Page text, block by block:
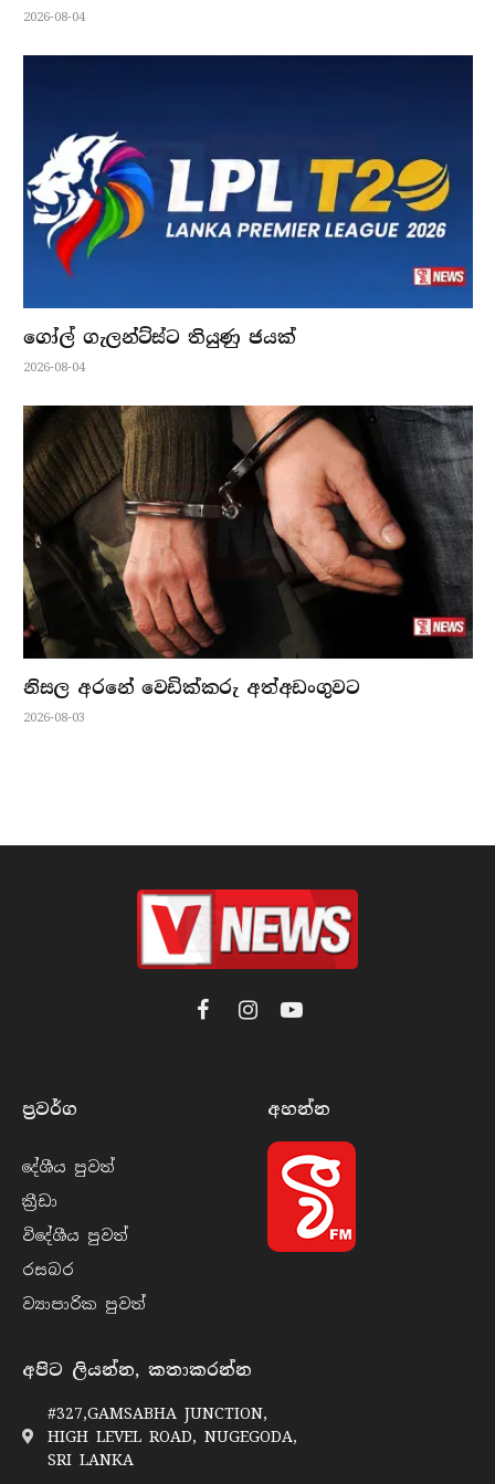
2026-08-04
ගෝල් ගැලන්ට්ස්ට තියුණු ජයක්
2026-08-04
නිසල අරනේ වෙඩික්කරු අත්අඩංගුවට
2026-08-03
FacebookInstagramYouTube
ප්‍රවර්​ග
දේශීය පුව​ත්
ක්‍රී​ඩා
විදේශීය පුව​ත්
රසබ​ර
ව්‍යාපාරික පුව​ත්
අහන්​න
අපිට ලියන්න, කතාකරන්න
#327,GAMSABHA JUNCTION,
HIGH LEVEL ROAD, NUGEGODA,
SRI LANKA